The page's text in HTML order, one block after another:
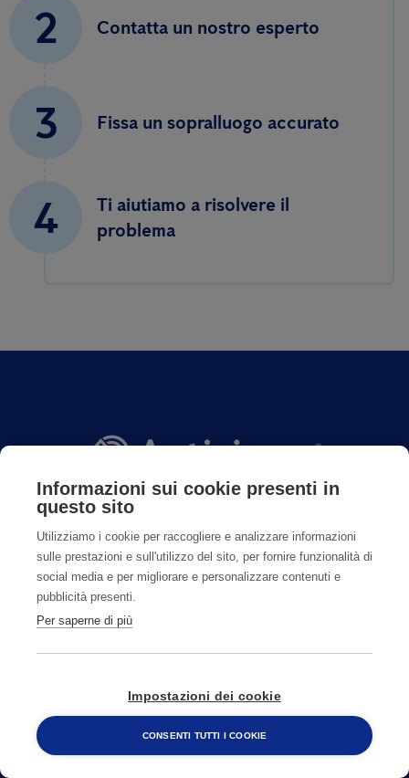
2 Contatta un nostro esperto
3 Fissa un sopralluogo accurato
4
Ti aiutiamo a risolvere il
problema
CONTATTI
800 482 320
Informazioni sui cookie presenti in
questo sito
Utilizziamo i cookie per raccogliere e analizzare informazioni
sulle prestazioni e sull'utilizzo del sito, per fornire funzionalità di
social media e per migliorare e personalizzare contenuti e
pubblicità presenti.
Per saperne di più
Impostazioni dei cookie
CONSENTI TUTTI I COOKIE